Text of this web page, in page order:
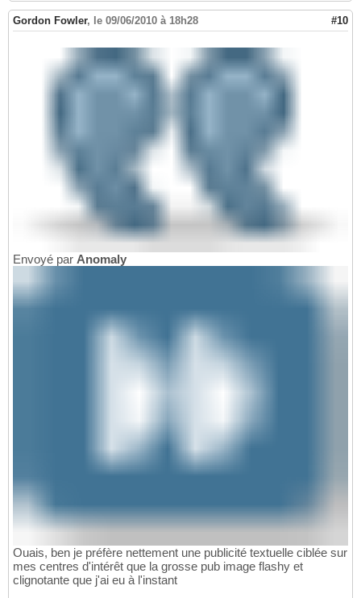
Gordon Fowler, le 09/06/2010 à 18h28 #10
Envoyé par Anomaly
Ouais, ben je préfère nettement une publicité textuelle ciblée sur
mes centres d'intérêt que la grosse pub image flashy et
clignotante que j'ai eu à l'instant